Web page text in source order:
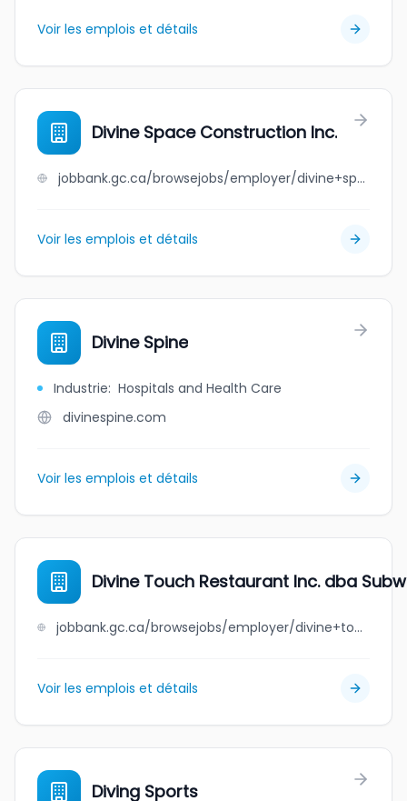
Voir les emplois et détails
Divine Space Construction Inc.
jobbank.gc.ca/browsejobs/employer/divine+space+construction+inc./ca
Voir les emplois et détails
Divine Spine
Industrie: Hospitals and Health Care
divinespine.com
Voir les emplois et détails
Divine Touch Restaurant Inc. dba
jobbank.gc.ca/browsejobs/employer/divine+touch+restaurant+inc.+dba+subway/ca
Voir les emplois et détails
Diving Sports